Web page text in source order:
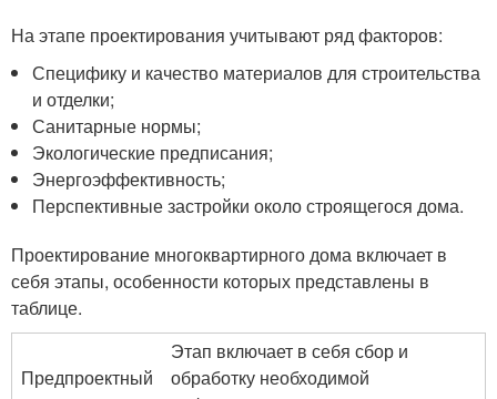
На этапе проектирования учитывают ряд факторов:
Специфику и качество материалов для строительства
и отделки;
Санитарные нормы;
Экологические предписания;
Энергоэффективность;
Перспективные застройки около строящегося дома.
Проектирование многоквартирного дома включает в
себя этапы, особенности которых представлены в
таблице.
Предпроектный
Этап включает в себя сбор и
обработку необходимой